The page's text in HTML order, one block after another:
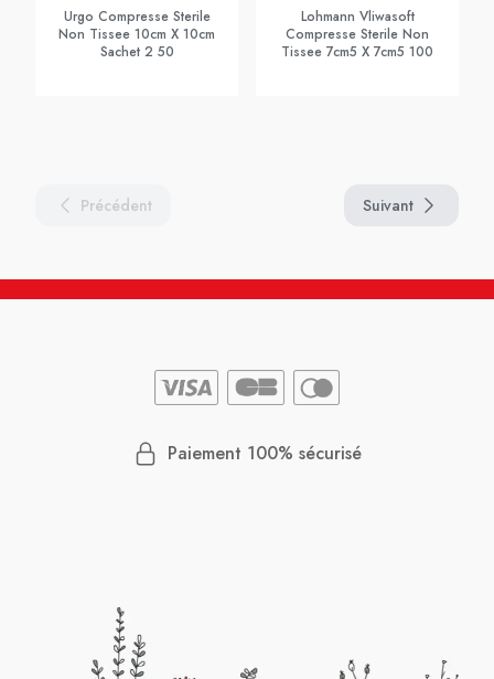
Urgo Compresse Sterile
Non Tissee 10cm X 10cm
Sachet 2 50
Lohmann Vliwasoft
Compresse Sterile Non
Tissee 7cm5 X 7cm5 100
Précédent Suivant
Paiement 100% sécurisé